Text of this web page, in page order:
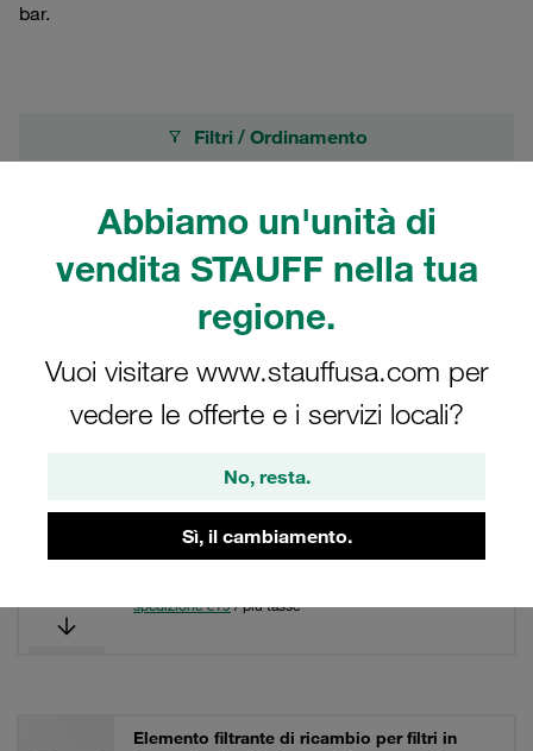
Abbiamo un'unità di
vendita STAUFF nella tua
regione.
Vuoi visitare www.stauffusa.com per
vedere le offerte e i servizi locali?
No, resta.
Sì, il cambiamento.
bar.
Filtri / Ordinamento
316 Risultati
Griglia
carta filtrante diametro esterno (mm): 140
diametro interno (mm): 65 lunghezza (mm):
424 protezione: NBR, rapporto β >2
spedizione €19/ più tasse
Elemento filtrante di ricambio per filtri in